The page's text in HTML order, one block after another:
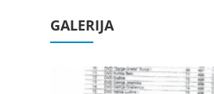
GALERIJA